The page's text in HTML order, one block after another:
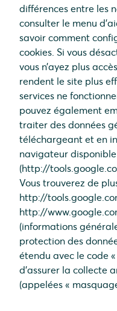
différences entre les
consulter le menu
savoir comment
cookies. Si vous
vous n’ayez plus
rendent le site plus
services ne
pouvez également
traiter des données
téléchargeant et en
navigateur
(http://
Vous trouverez de
http://
http://
(informations
protection des
étendu avec le code
d’assurer la collecte
(appelées «